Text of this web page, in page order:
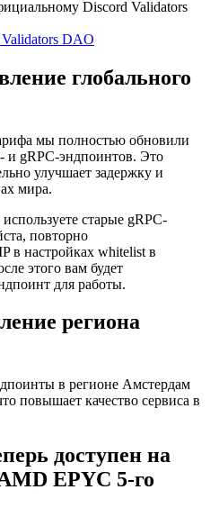
Discord Validators
DAO
глобального
мы полностью обновили
и gRPC-эндпоинтов. Это
улучшает задержку и
мира.
старые gRPC-
повторно
в настройках whitelist в
этого вам будет
для работы.
региона
в регионе Амстердам
повышает качество сервиса в
доступен на
EPYC 5-го